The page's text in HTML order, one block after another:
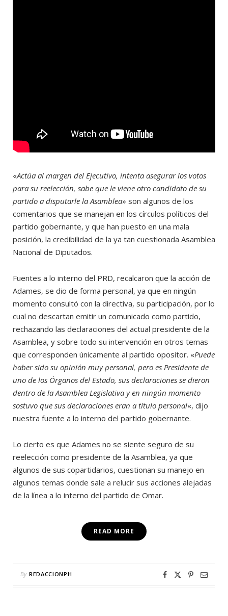
«Actúa al margen del Ejecutivo, intenta asegurar los votos
para su reelección, sabe que le viene otro candidato de su
partido a disputarle la Asamblea» son algunos de los
comentarios que se manejan en los círculos políticos del
partido gobernante, y que han puesto en una mala
posición, la credibilidad de la ya tan cuestionada Asamblea
Nacional de Diputados.
Fuentes a lo interno del PRD, recalcaron que la acción de
Adames, se dio de forma personal, ya que en ningún
momento consultó con la directiva, su participación, por lo
cual no descartan emitir un comunicado como partido,
rechazando las declaraciones del actual presidente de la
Asamblea, y sobre todo su intervención en otros temas
que corresponden únicamente al partido opositor. «Puede
haber sido su opinión muy personal, pero es Presidente de
uno de los Órganos del Estado, sus declaraciones se dieron
dentro de la Asamblea Legislativa y en ningún momento
sostuvo que sus declaraciones eran a título personal«, dijo
nuestra fuente a lo interno del partido gobernante.
Lo cierto es que Adames no se siente seguro de su
reelección como presidente de la Asamblea, ya que
algunos de sus copartidarios, cuestionan su manejo en
algunos temas donde sale a relucir sus acciones alejadas
de la línea a lo interno del partido de Omar.
READ MORE
By REDACCIONPH